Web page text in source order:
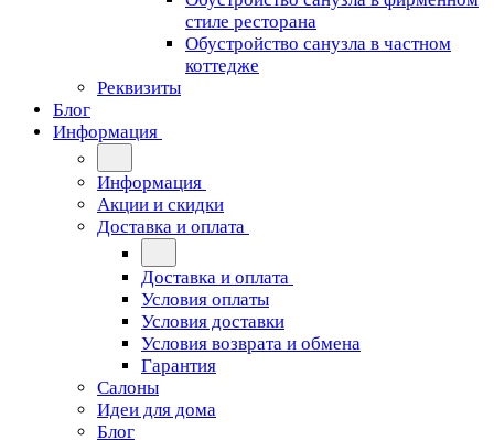
стиле ресторана
Обустройство санузла в частном
коттедже
Реквизиты
Блог
Информация
Информация
Акции и скидки
Доставка и оплата
Доставка и оплата
Условия оплаты
Условия доставки
Условия возврата и обмена
Гарантия
Салоны
Идеи для дома
Блог